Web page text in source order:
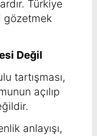
Türkiye
gözetmek
Değil
tartışması,
açılıp
anlayışı,